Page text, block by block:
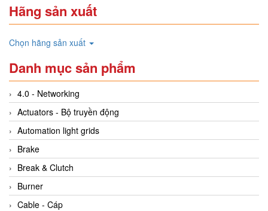
Hãng sản xuất
Chọn hãng sản xuất
Danh mục sản phẩm
4.0 - Networking
Actuators - Bộ truyền động
Automation light grids
Brake
Break & Clutch
Burner
Cable - Cáp